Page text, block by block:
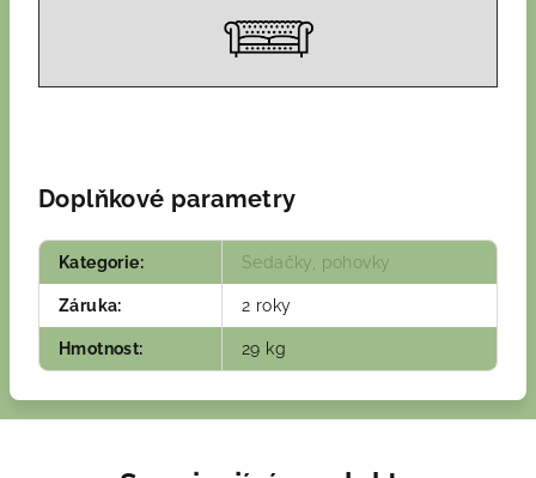
Doplňkové parametry
Kategorie: Sedačky, pohovky
Záruka: 2 roky
Hmotnost: 29 kg